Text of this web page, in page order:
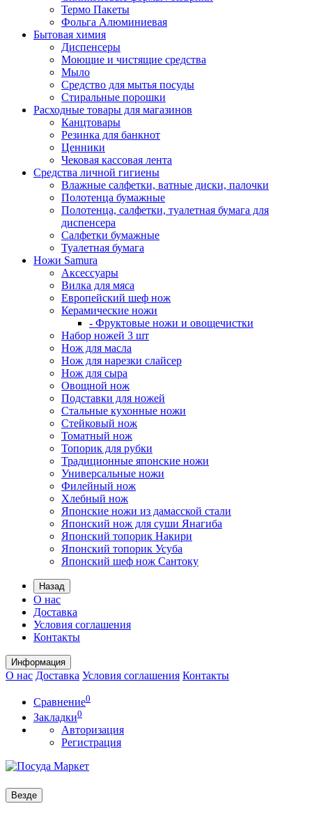
Термо Пакеты
Фольга Алюминиевая
Бытовая химия
Диспенсеры
Моющие и чистящие средства
Мыло
Средство для мытья посуды
Стиральные порошки
Расходные товары для магазинов
Канцтовары
Резинка для банкнот
Ценники
Чековая кассовая лента
Средства личной гигиены
Влажные салфетки, ватные диски, палочки
Полотенца бумажные
Полотенца, салфетки, туалетная бумага для
диспенсера
Салфетки бумажные
Туалетная бумага
Ножи Samura
Аксессуары
Вилка для мяса
Европейский шеф нож
Керамические ножи
- Фруктовые ножи и овощечистки
Набор ножей 3 шт
Нож для масла
Нож для нарезки слайсер
Нож для сыра
Овощной нож
Подставки для ножей
Стальные кухонные ножи
Стейковый нож
Томатный нож
Топорик для рубки
Традиционные японские ножи
Универсальные ножи
Филейный нож
Хлебный нож
Японские ножи из дамасской стали
Японский нож для суши Янагиба
Японский топорик Накири
Японский топорик Усуба
Японский шеф нож Сантоку
Назад
О нас
Доставка
Условия соглашения
Контакты
Информация
О нас Доставка Условия соглашения Контакты
Сравнение0
Закладки0
Авторизация
Регистрация
Везде